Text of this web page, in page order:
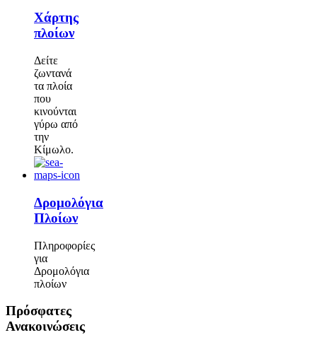
Χάρτης
πλοίων
Δείτε
ζωντανά
τα πλοία
που
κινούνται
γύρω από
την
Κίμωλο.
Δρομολόγια
Πλοίων
Πληροφορίες
για
Δρομολόγια
πλοίων
Πρόσφατες
Ανακοινώσεις